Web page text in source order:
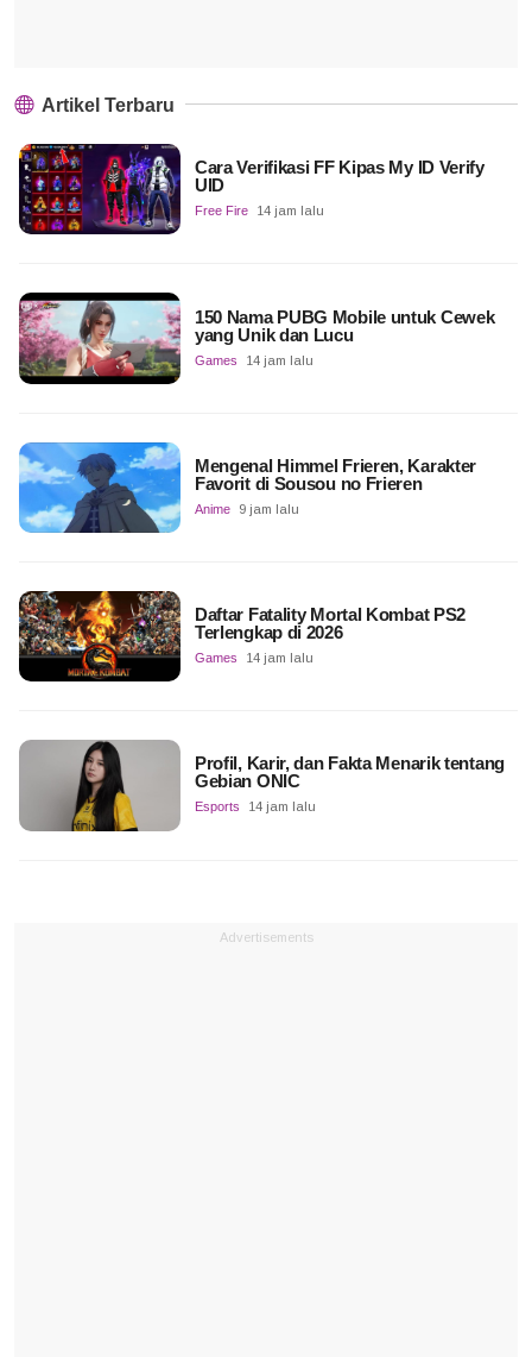
Artikel Terbaru
Cara Verifikasi FF Kipas My ID Verify
UID
Free Fire 14 jam lalu
150 Nama PUBG Mobile untuk Cewek
yang Unik dan Lucu
Games 14 jam lalu
Mengenal Himmel Frieren, Karakter
Favorit di Sousou no Frieren
Anime 9 jam lalu
Daftar Fatality Mortal Kombat PS2
Terlengkap di 2026
Games 14 jam lalu
Profil, Karir, dan Fakta Menarik tentang
Gebian ONIC
Esports 14 jam lalu
Advertisements